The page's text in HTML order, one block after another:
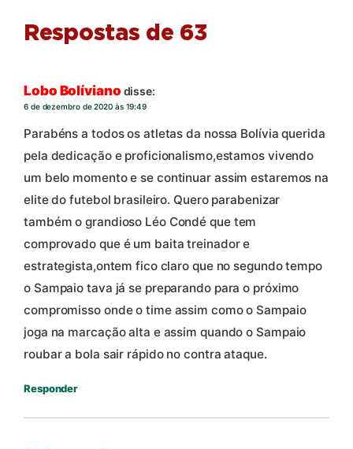
Respostas de 63
Lobo Bolíviano disse:
6 de dezembro de 2020 às 19:49
Parabéns a todos os atletas da nossa Bolívia querida
pela dedicação e proficionalismo,estamos vivendo
um belo momento e se continuar assim estaremos na
elite do futebol brasileiro. Quero parabenizar
também o grandioso Léo Condé que tem
comprovado que é um baita treinador e
estrategista,ontem fico claro que no segundo tempo
o Sampaio tava já se preparando para o próximo
compromisso onde o time assim como o Sampaio
joga na marcação alta e assim quando o Sampaio
roubar a bola sair rápido no contra ataque.
Responder